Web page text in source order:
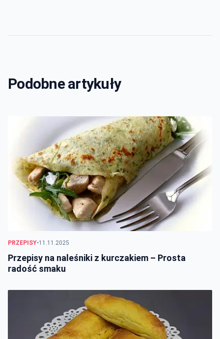
Podobne artykuły
PRZEPISY•11.11.2025
Przepisy na naleśniki z kurczakiem – Prosta
radość smaku